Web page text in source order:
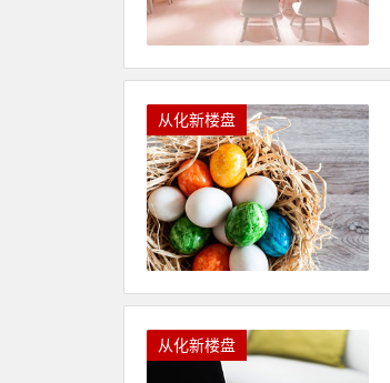
从化新楼盘
从化新楼盘